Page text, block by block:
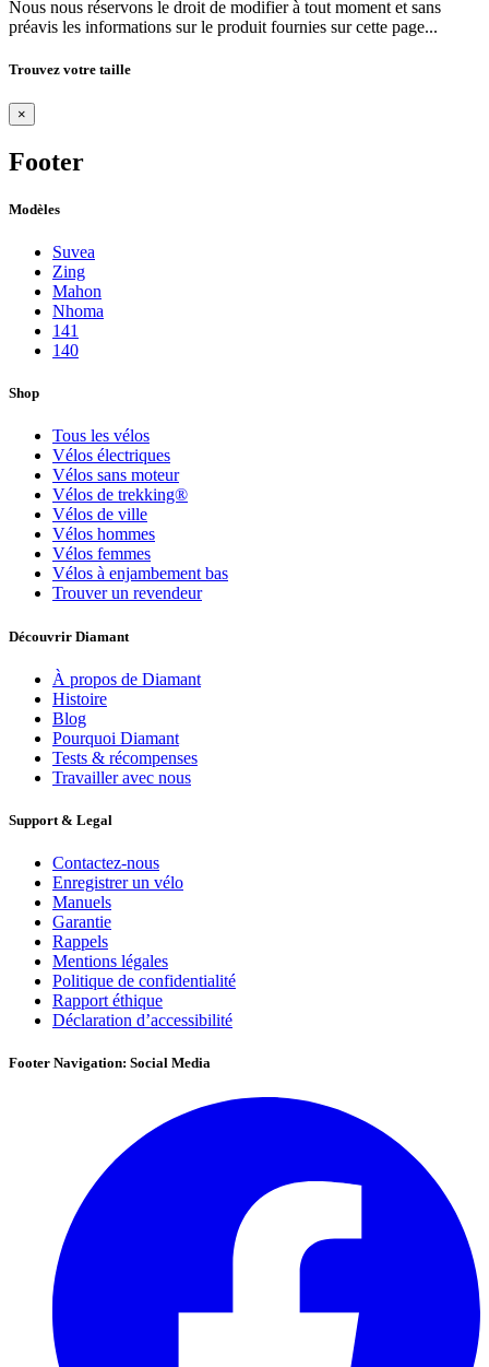
Nous nous réservons le droit de modifier à tout moment et sans
préavis les informations sur le produit fournies sur cette page...
Trouvez votre taille
×
Footer
Modèles
Suvea
Zing
Mahon
Nhoma
141
140
Shop
Tous les vélos
Vélos électriques
Vélos sans moteur
Vélos de trekking®
Vélos de ville
Vélos hommes
Vélos femmes
Vélos à enjambement bas
Trouver un revendeur
Découvrir Diamant
À propos de Diamant
Histoire
Blog
Pourquoi Diamant
Tests & récompenses
Travailler avec nous
Support & Legal
Contactez-nous
Enregistrer un vélo
Manuels
Garantie
Rappels
Mentions légales
Politique de confidentialité
Rapport éthique
Déclaration d’accessibilité
Footer Navigation: Social Media